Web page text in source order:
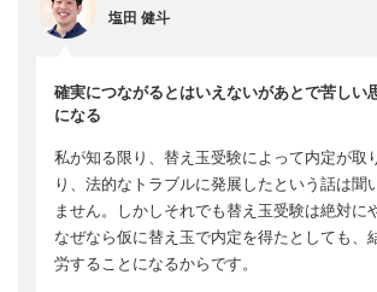
塩田 健斗
確実につながるとはいえないがあとで苦しい
になる
私が知る限り、替え玉受験によって内定が取
り、法的なトラブルに発展したという話は聞
ません。しかしそれでも替え玉受験は絶対に
なぜなら仮に替え玉で内定を得たとしても、
労することになるからです。